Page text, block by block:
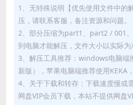
1、无特殊说明【优先使用文件中的
压，请联系客服，备注资源和问题。
2、部分压缩为part1、part2 / 001
到电脑才能解压，文件大小以实际为
3、解压工具推荐：windows电脑
新版），苹果电脑端推荐使用KEKA
4、关于下载和转存：下载速度慢或
网盘VIP会员下载，本站不提供网盘